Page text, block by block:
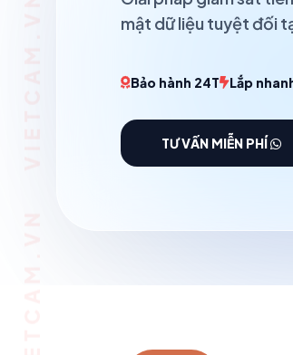
mật dữ liệu tuyệt đối
Bảo hành 24T Lắp
TƯ VẤN MIỄN PHÍ